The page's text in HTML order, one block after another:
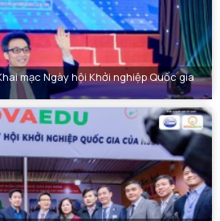
mạc Ngày hội Khởi nghiệp Quốc gia